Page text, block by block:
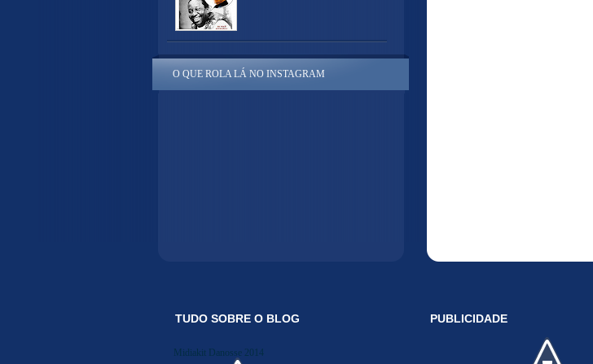
O QUE ROLA LÁ NO INSTAGRAM
TUDO SOBRE O BLOG
Midiakit Danosse 2014
PUBLICIDADE